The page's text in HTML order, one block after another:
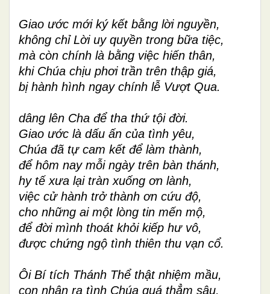
Giao ước mới ký kết bằng lời nguyền,
không chỉ Lời uy quyền trong bữa tiệc,
mà còn chính là bằng việc hiến thân,
khi Chúa chịu phơi trần trên thập giá,
bị hành hình ngay chính lễ Vượt Qua.
dâng lên Cha để tha thứ tội đời.
Giao ước là dấu ấn của tình yêu,
Chúa đã tự cam kết để làm thành,
để hôm nay mỗi ngày trên bàn thánh,
hy tế xưa lại tràn xuống ơn lành,
việc cử hành trở thành ơn cứu độ,
cho những ai một lòng tin mến mộ,
để đời mình thoát khỏi kiếp hư vô,
được chứng ngộ tình thiên thu vạn cổ.
Ôi Bí tích Thánh Thể thật nhiệm mầu,
con nhận ra tình Chúa quá thẳm sâu,